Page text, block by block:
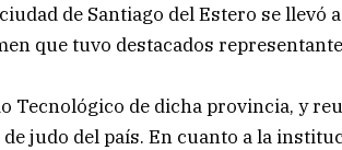
de Santiago del Estero se llevó
que tuvo destacados
Tecnológico de dicha provincia, y
judo del país. En cuanto a la